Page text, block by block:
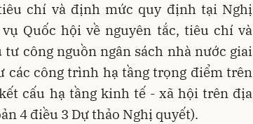
chí và định mức quy định tại Nghị
Quốc hội về nguyên tắc, tiêu chí và
công nguồn ngân sách nhà nước giai
các công trình hạ tầng trọng điểm trên
cấu hạ tầng kinh tế - xã hội trên địa
4 điều 3 Dự thảo Nghị quyết).